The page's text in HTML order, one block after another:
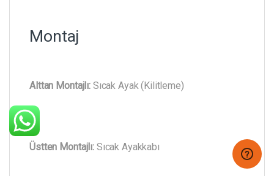
Montaj
Alttan Montajlı:Sıcak Ayak (Kilitleme)
Üstten Montajlı:Sıcak Ayakkabı